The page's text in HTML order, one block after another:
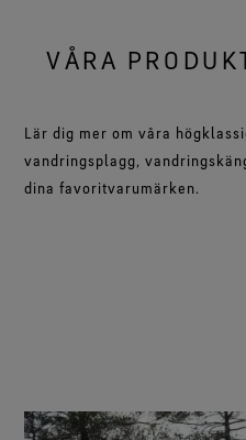
VÅRA
Lär dig mer om våra
vandringsplagg,
dina favoritvarumärken.